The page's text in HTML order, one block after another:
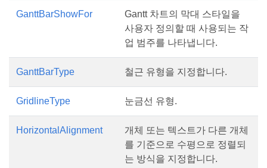
GanttBarShowFor
Gantt 차트의 막대 스타일을
사용자 정의할 때 사용되는 작
업 범주를 나타냅니다.
GanttBarType 철근 유형을 지정합니다.
GridlineType 눈금선 유형.
HorizontalAlignment
개체 또는 텍스트가 다른 개체
를 기준으로 수평으로 정렬되
는 방식을 지정합니다.